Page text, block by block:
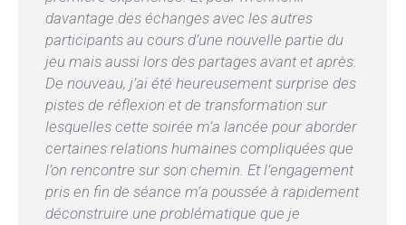
davantage des échanges avec les autres
participants au cours d’une nouvelle partie du
jeu mais aussi lors des partages avant et après.
De nouveau, j’ai été heureusement surprise des
pistes de réflexion et de transformation sur
lesquelles cette soirée m’a lancée pour aborder
certaines relations humaines compliquées que
l’on rencontre sur son chemin. Et l’engagement
pris en fin de séance m’a poussée à rapidement
déconstruire une problématique que je